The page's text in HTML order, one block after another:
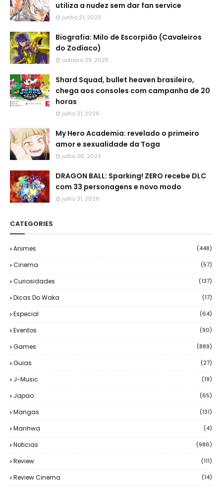
utiliza a nudez sem dar fan service
junho 21, 2023
Biografia: Milo de Escorpião (Cavaleiros
do Zodíaco)
outubro 29, 2025
Shard Squad, bullet heaven brasileiro,
chega aos consoles com campanha de 20
horas
julho 31, 2026
My Hero Academia: revelado o primeiro
amor e sexualidade da Toga
julho 26, 2023
DRAGON BALL: Sparking! ZERO recebe DLC
com 33 personagens e novo modo
julho 31, 2026
CATEGORIES
Animes (448)
Cinema (57)
Curiosidades (137)
Dicas Do Waka (17)
Especial (64)
Eventos (90)
Games (889)
Guias (27)
J-Music (19)
Japao (65)
Mangas (131)
Manhwa (4)
Noticias (986)
Review (111)
Review Cinema (14)